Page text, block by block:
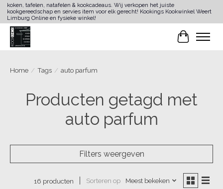
koken, tafelen, natafelen & kookcadeaus. Wij verkopen het juiste
kookgereedschap en servies item voor elk gerecht! Kookings Kookwinkel Weert
Limburg Online en fysieke winkel!
Home / Tags / auto parfum
Producten getagd met
auto parfum
Filters weergeven
16 producten Sorteren op Meest bekeken